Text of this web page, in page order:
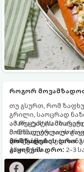
როგორ
თუ გსურთ, რომ
გრილი, საოცრად
აპარატის
მომზადებული ეს
არჩევანია.
ამ რეცეპტის
მინიმალურ
და არ სჭირდება
პროცესში.
მომზადების დრო:
გაყინვის დრო: 2–3
მომზადებისთანავე,
ულუფა: 4-6 პორცია